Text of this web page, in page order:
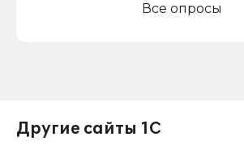
Все опросы
Другие сайты 1С